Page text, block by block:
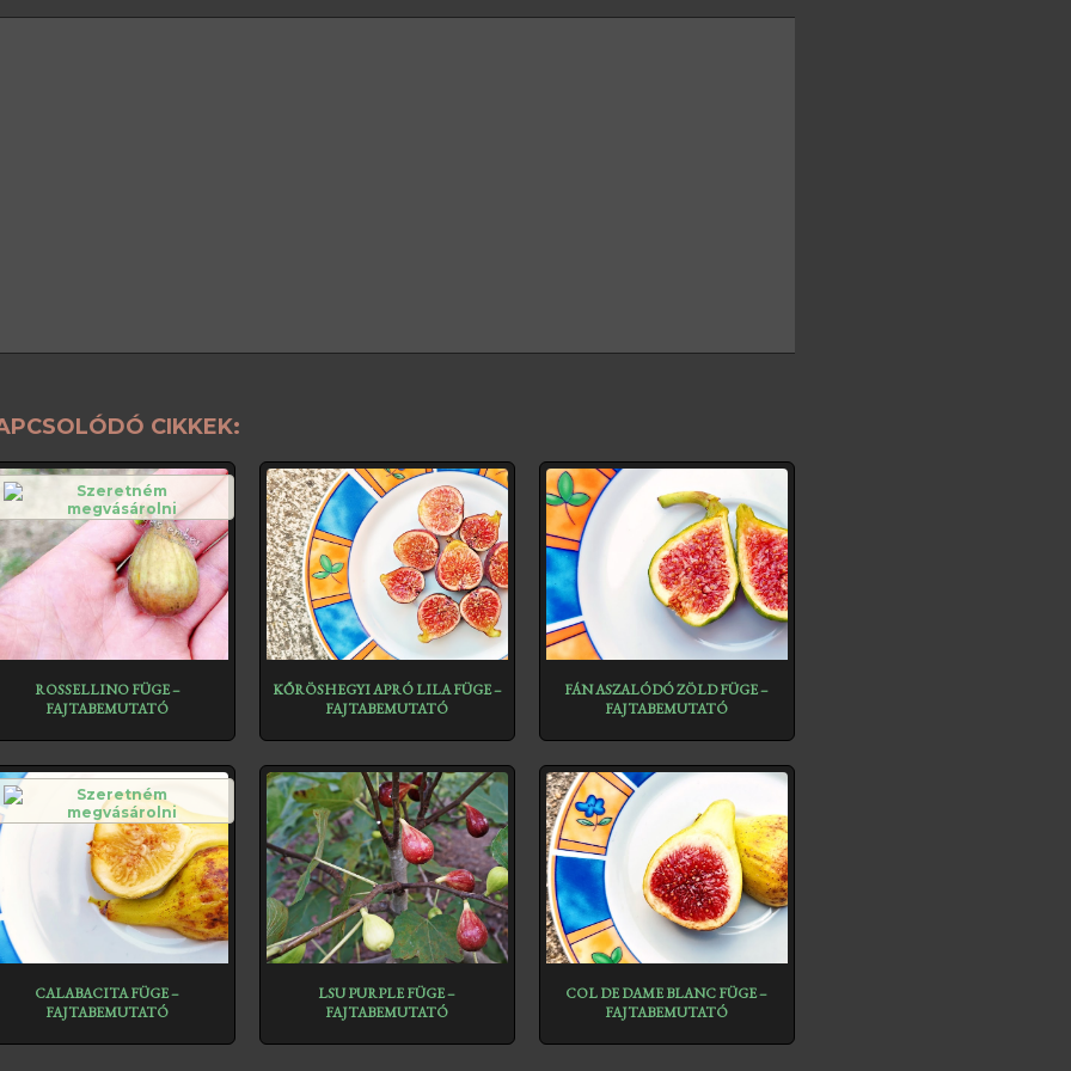
CIKKEK:
ROSSELLINO FÜGE –
FAJTABEMUTATÓ
KŐRÖSHEGYI APRÓ LILA FÜGE –
FAJTABEMUTATÓ
FÁN ASZALÓDÓ ZÖLD FÜGE –
FAJTABEMUTATÓ
CALABACITA FÜGE –
FAJTABEMUTATÓ
LSU PURPLE FÜGE –
FAJTABEMUTATÓ
COL DE DAME BLANC FÜGE –
FAJTABEMUTATÓ